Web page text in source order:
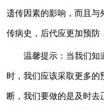
遗传因素的影响，而且与
传病史，后代应更加预防
温馨提示：当我们知
时，我们应该采取更多
断，我们要做的是及时去